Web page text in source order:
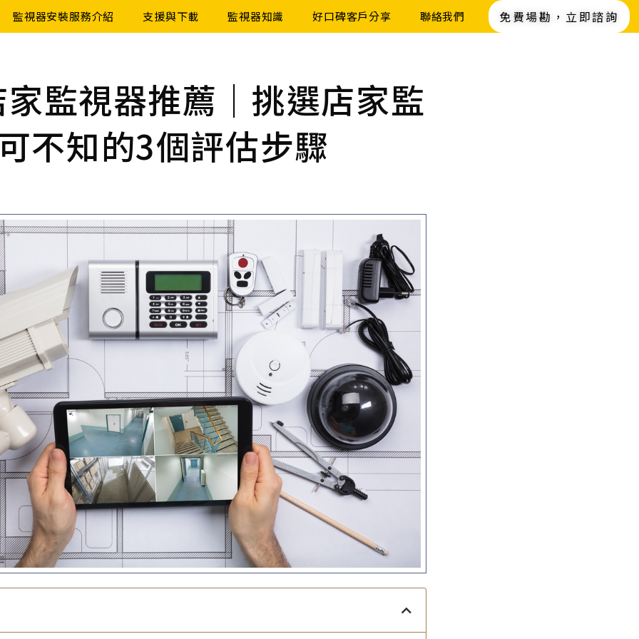
監視器安裝服務介紹 支援與下載 監視器知識 好口碑客戶分享 聯絡我們 免費場勘，立即諮詢
監視器推薦｜挑選店家監
不知的3個評估步驟